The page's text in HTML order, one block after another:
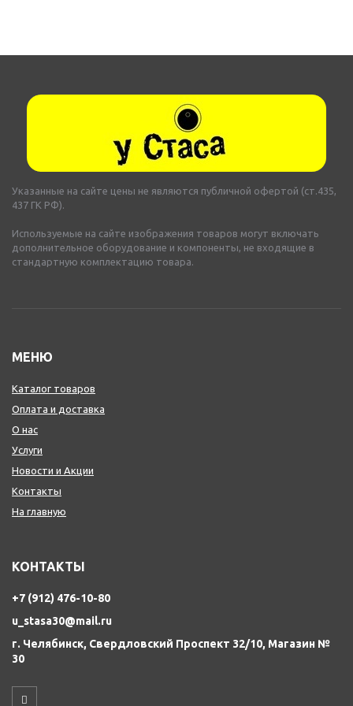
Указанные на сайте цены не являются публичной офертой (ст.435,
437 ГК РФ).
Используемые на сайте изображения товаров могут включать
дополнительное оборудование и компоненты, не входящие в
стандартную комплектацию товара.
МЕНЮ
Каталог товаров
Оплата и доставка
О нас
Услуги
Новости и Акции
Контакты
На главную
КОНТАКТЫ
+7 (912) 476-10-80
u_stasa30@mail.ru
г. Челябинск, Свердловский Проспект 32/10, Магазин №
30